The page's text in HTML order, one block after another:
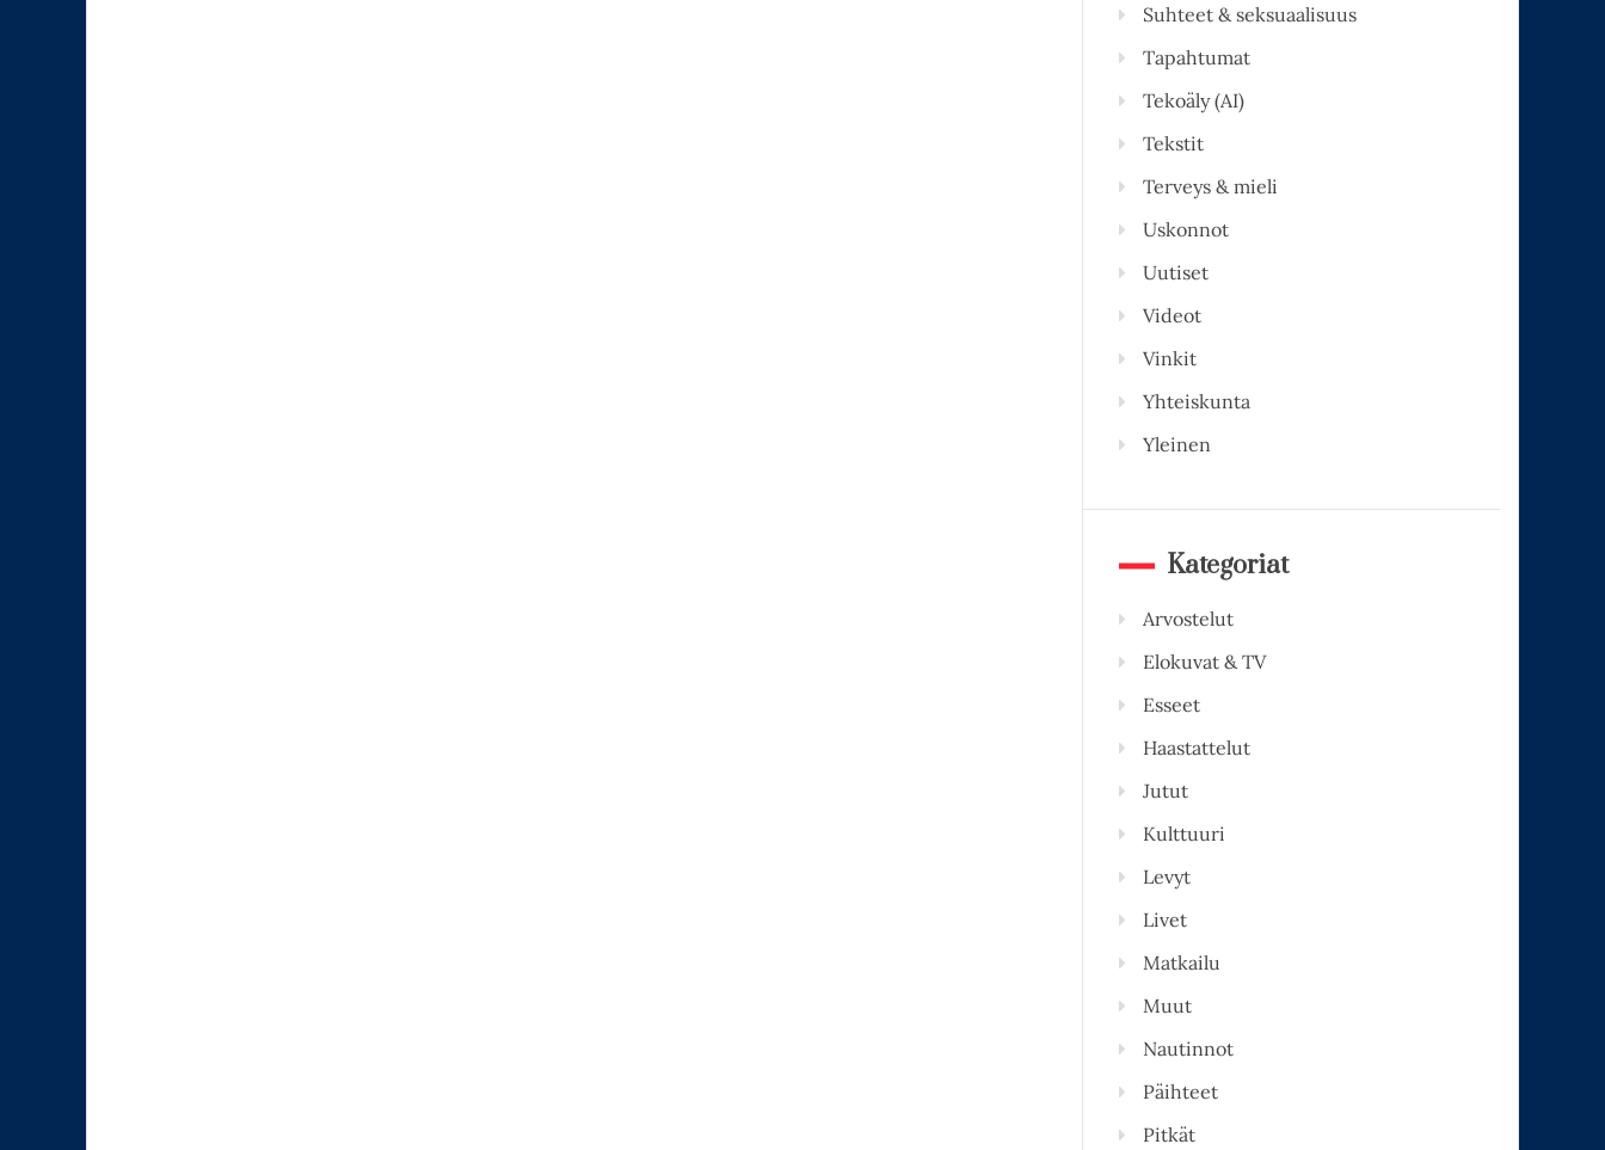
Suhteet & seksuaalisuus
Tapahtumat
Tekoäly (AI)
Tekstit
Terveys & mieli
Uskonnot
Uutiset
Videot
Vinkit
Yhteiskunta
Yleinen
Kategoriat
Arvostelut
Elokuvat & TV
Esseet
Haastattelut
Jutut
Kulttuuri
Levyt
Livet
Matkailu
Muut
Nautinnot
Päihteet
Pitkät